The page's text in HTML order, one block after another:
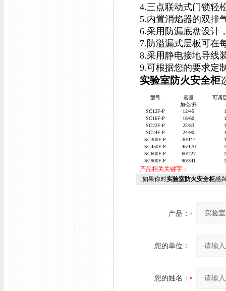
4.三点联动式门锁轻
5.内置消焰器的双排
6.采用防漏底盘设计
7.防溢漏式层板可在
8.采用静电接地导线
9.可根据您的要求定
实验室防火安全柜
型号
容量
加仑/升
可调
SC12F-P 12/45
1
SC16F-P
16/60
1
SC22F-P
22/83
1
SC24F-P
24/90
1
SC300F-P
30/114
1
SC450F-P
45/170
2
SC600F-P
60/227
2
SC900F-P
90/341 2
产品相关关键字：
如果你对实验室防火安全柜感
产品：
您的单位：
您的姓名：